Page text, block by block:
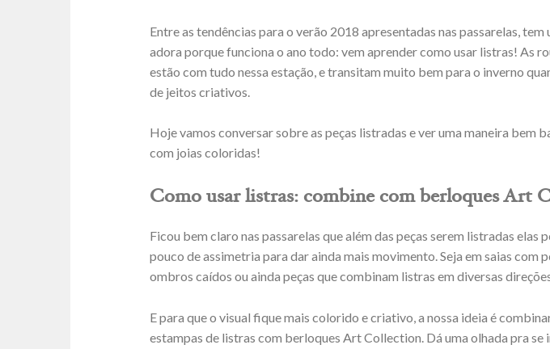
Entre as tendências para o verão 2018 apresentadas nas passarelas, tem
adora porque funciona o ano todo: vem aprender como usar listras! As
estão com tudo nessa estação, e transitam muito bem para o inverno
de jeitos criativos.
Hoje vamos conversar sobre as peças listradas e ver uma maneira bem
com joias coloridas!
Como usar listras: combine com berloques Art
Ficou bem claro nas passarelas que além das peças serem listradas elas
pouco de assimetria para dar ainda mais movimento. Seja em saias com
ombros caídos ou ainda peças que combinam listras em diversas
E para que o visual fique mais colorido e criativo, a nossa ideia é
estampas de listras com berloques Art Collection. Dá uma olhada pra se